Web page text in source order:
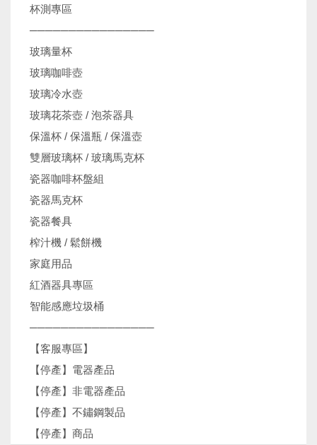
杯測專區
────────────────
玻璃量杯
玻璃咖啡壺
玻璃冷水壺
玻璃花茶壺 / 泡茶器具
保溫杯 / 保溫瓶 / 保溫壺
雙層玻璃杯 / 玻璃馬克杯
瓷器咖啡杯盤組
瓷器馬克杯
瓷器餐具
榨汁機 / 鬆餅機
家庭用品
紅酒器具專區
智能感應垃圾桶
────────────────
【客服專區】
【停產】電器產品
【停產】非電器產品
【停產】不鏽鋼製品
【停產】商品